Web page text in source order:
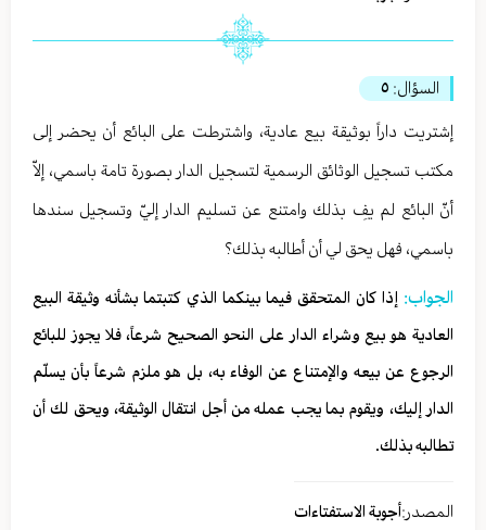
السؤال: ٥
إشتريت داراً بوثيقة بيع عادية، واشترطت على البائع أن يحضر إلى
مكتب تسجيل الوثائق الرسمية لتسجيل الدار بصورة تامة باسمي، إلاّ
أنّ البائع لم يفِ بذلك وامتنع عن تسليم الدار إليّ وتسجيل سندها
باسمي، فهل يحق لي أن أطالبه بذلك؟
الجواب: إذا كان المتحقق فيما بينكما الذي كتبتما بشأنه وثيقة البيع
العادية هو بيع وشراء الدار على النحو الصحيح شرعاً، فلا يجوز للبائع
الرجوع عن بيعه والإمتناع عن الوفاء به، بل هو ملزم شرعاً بأن يسلّم
الدار إليك، ويقوم بما يجب عمله من أجل انتقال الوثيقة، ويحق لك أن
تطالبه بذلك.
المصدر:أجوبة الاستفتاءات